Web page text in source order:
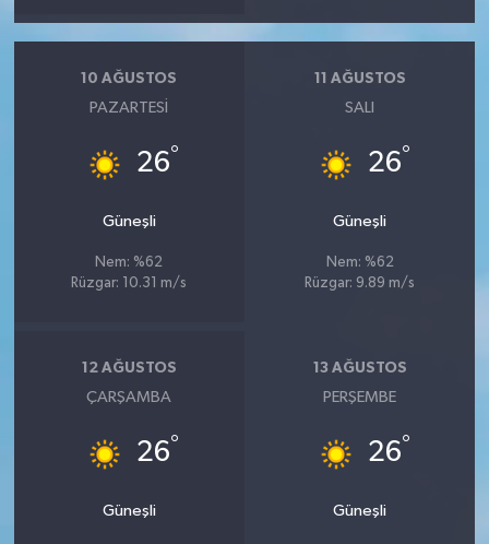
10 AĞUSTOS
PAZARTESI
26°
Güneşli
Nem: %62
Rüzgar: 10.31 m/s
11 AĞUSTOS
SALI
26°
Güneşli
Nem: %62
Rüzgar: 9.89 m/s
12 AĞUSTOS
ÇARŞAMBA
26°
Güneşli
13 AĞUSTOS
PERŞEMBE
26°
Güneşli